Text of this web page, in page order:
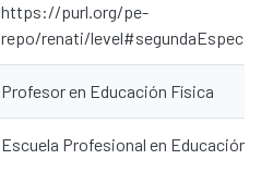
https://purl.org/pe-
repo/renati/
Profesor en Educación Física
Escuela Profesional en Educación